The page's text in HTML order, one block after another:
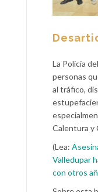
La Policía
personas
al tráfico,
Calentura y
(Lea:
Valledupar
con otros